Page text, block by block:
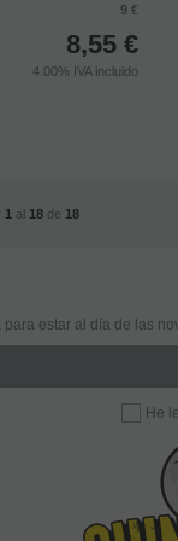
9 €
8,55 €
4.00% IVA incluido
1 al 18 de 18
para estar al día de las
He